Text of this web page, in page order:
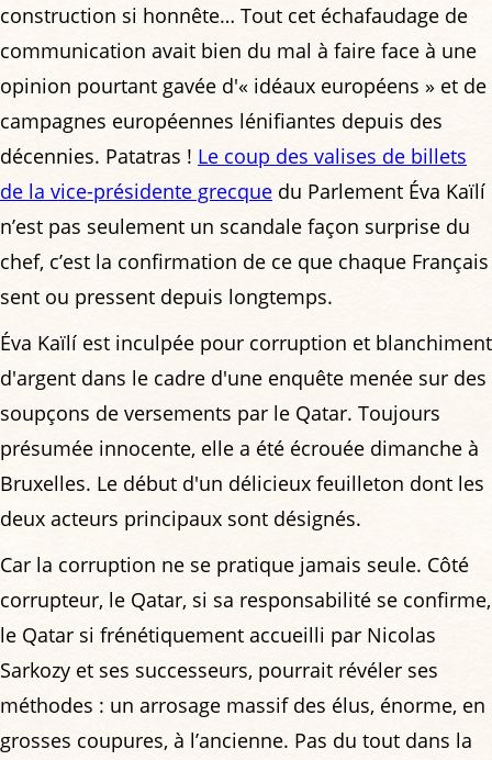
construction si honnête… Tout cet échafaudage de
communication avait bien du mal à faire face à une
opinion pourtant gavée d'« idéaux européens » et de
campagnes européennes lénifiantes depuis des
décennies. Patatras ! Le coup des valises de billets
de la vice-présidente grecque du Parlement Éva Kaïlí
n’est pas seulement un scandale façon surprise du
chef, c’est la confirmation de ce que chaque Français
sent ou pressent depuis longtemps.
Éva Kaïlí est inculpée pour corruption et blanchiment
d'argent dans le cadre d'une enquête menée sur des
soupçons de versements par le Qatar. Toujours
présumée innocente, elle a été écrouée dimanche à
Bruxelles. Le début d'un délicieux feuilleton dont les
deux acteurs principaux sont désignés.
Car la corruption ne se pratique jamais seule. Côté
corrupteur, le Qatar, si sa responsabilité se confirme,
le Qatar si frénétiquement accueilli par Nicolas
Sarkozy et ses successeurs, pourrait révéler ses
méthodes : un arrosage massif des élus, énorme, en
grosses coupures, à l’ancienne. Pas du tout dans la